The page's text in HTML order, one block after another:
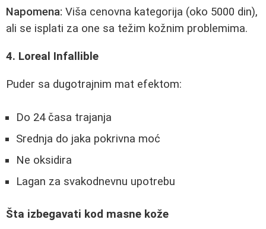
Napomena: Viša cenovna kategorija (oko 5000 din),
ali se isplati za one sa težim kožnim problemima.
4. Loreal Infallible
Puder sa dugotrajnim mat efektom:
Do 24 časa trajanja
Srednja do jaka pokrivna moć
Ne oksidira
Lagan za svakodnevnu upotrebu
Šta izbegavati kod masne kože